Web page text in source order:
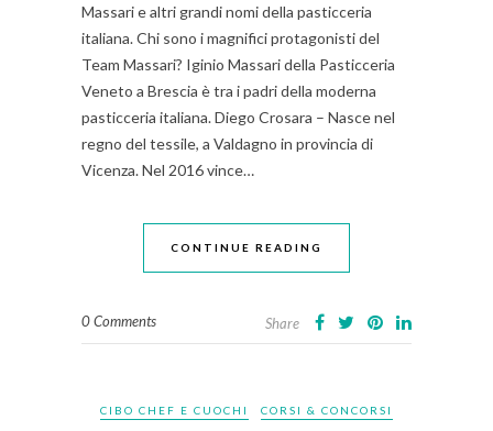
Massari e altri grandi nomi della pasticceria
italiana. Chi sono i magnifici protagonisti del
Team Massari? Iginio Massari della Pasticceria
Veneto a Brescia è tra i padri della moderna
pasticceria italiana. Diego Crosara – Nasce nel
regno del tessile, a Valdagno in provincia di
Vicenza. Nel 2016 vince…
CONTINUE READING
0 Comments Share
CIBO CHEF E CUOCHI CORSI & CONCORSI